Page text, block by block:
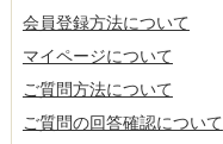
会員登録方法について
マイページについて
ご質問方法について
ご質問の回答確認について